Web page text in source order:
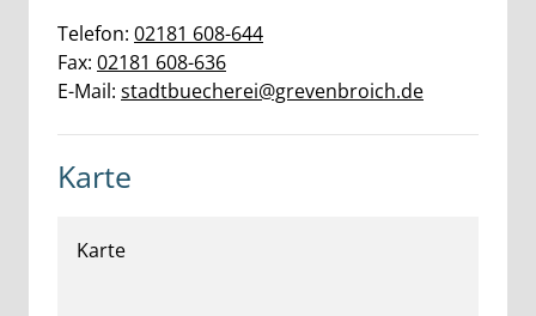
Telefon: 02181 608-644
Fax: 02181 608-636
E-Mail: stadtbuecherei@grevenbroich.de
Karte
Karte